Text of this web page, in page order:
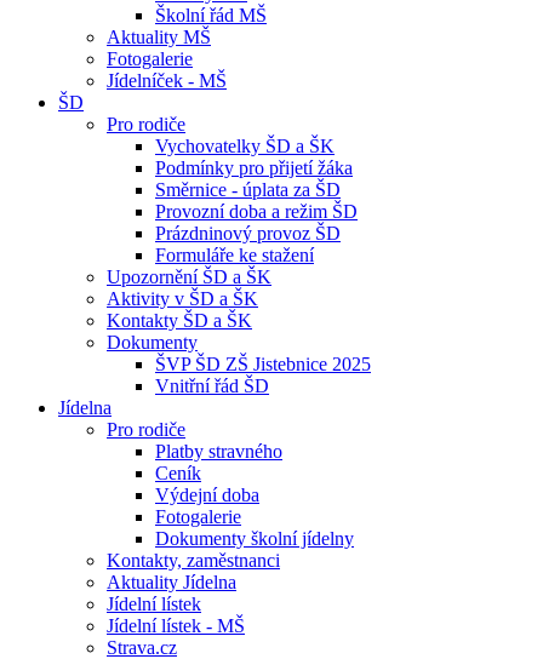
Školní řád MŠ
Aktuality MŠ
Fotogalerie
Jídelníček - MŠ
ŠD
Pro rodiče
Vychovatelky ŠD a ŠK
Podmínky pro přijetí žáka
Směrnice - úplata za ŠD
Provozní doba a režim ŠD
Prázdninový provoz ŠD
Formuláře ke stažení
Upozornění ŠD a ŠK
Aktivity v ŠD a ŠK
Kontakty ŠD a ŠK
Dokumenty
ŠVP ŠD ZŠ Jistebnice 2025
Vnitřní řád ŠD
Jídelna
Pro rodiče
Platby stravného
Ceník
Výdejní doba
Fotogalerie
Dokumenty školní jídelny
Kontakty, zaměstnanci
Aktuality Jídelna
Jídelní lístek
Jídelní lístek - MŠ
Strava.cz